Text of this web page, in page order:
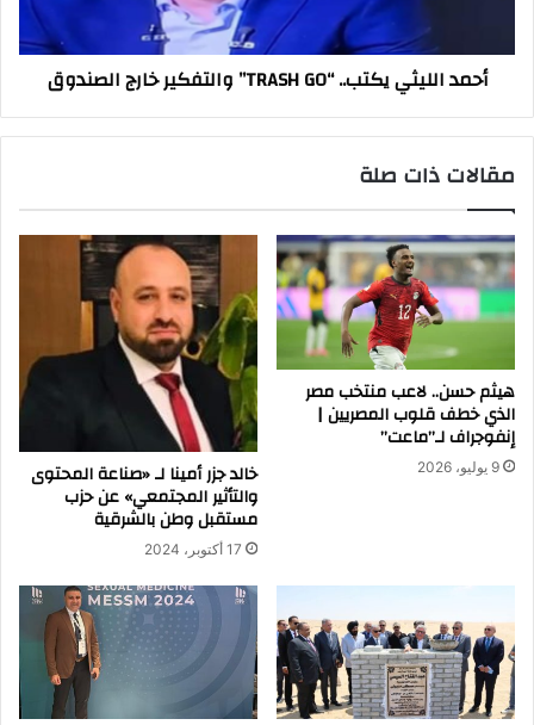
أحمد الليثي يكتب.. “TRASH GO” والتفكير خارج الصندوق
مقالات ذات صلة
هيثم حسن.. لاعب منتخب مصر
الذي خطف قلوب المصريين |
إنفوجراف لـ”ماعت”
9 يوليو، 2026 خالد جزر أمينا لـ «صناعة المحتوى
والتأثير المجتمعي» عن حزب
مستقبل وطن بالشرقية
17 أكتوبر، 2024